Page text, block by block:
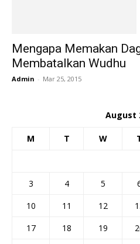
Mengapa Memakan
Membatalkan Wudhu
Admin - Mar 25, 2015
August
M T W
3
4 5
10
11 12
17
18 19